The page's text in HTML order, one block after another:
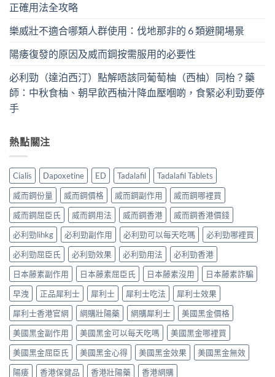
正確用法全攻略
樂威壯不適合哪類人群使用：伐地那非的 6 類避開場景
陽痿復發的原因及威而鋼按需服用的必要性
必利勁（達泊西汀）點解唔該同葡萄柚（西柚）同枱？藥
師：中秋食柚、朝早飲西柚汁降血壓嗰啲，食緊必利勁要停
手
熱點關注
Cialis Dapoxetine ED Tadalafil
Tadalafil Tablets
威而鋼份量
威而鋼價格 威而鋼副作用
威而鋼哪裡買
威而鋼屈臣氏
威而鋼用法 威而鋼香港
威而鋼香港價錢
必利勁lihkg
必利勁副作用 必利勁可以每天吃嗎
必利勁哪裡買
必利勁屈臣氏
必利勁效果 必利勁用法
必利勁香港
日本藤素副作用
日本藤素屈臣氏 日本藤素沒用
日本藤素詐騙
早洩
正品犀利士 犀利士 犀利士吃法
犀利士效果
犀利士香港官網
網購壯陽藥 網購犀利士
美國黑金價格
美國黑金副作用
美國黑金可以每天吃嗎
美國黑金哪裡買
美國黑金屈臣氏
美國黑金心得 美國黑金效果
美國黑金無效
陽痿
香港保健品 香港壯陽藥 香港網購